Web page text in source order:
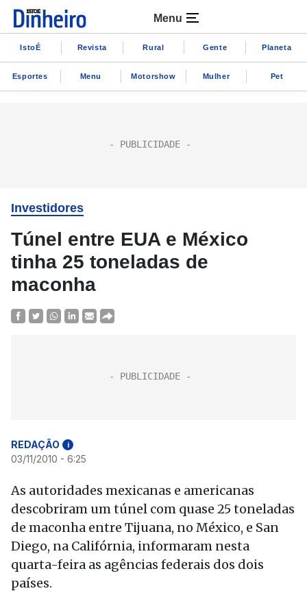
Menu
IstoÉ Revista Rural Gente Planeta
Esportes Menu Motorshow Mulher Pet
Investidores
Túnel entre EUA e México
tinha 25 toneladas de
maconha
REDAÇÃO i
03/11/2010 - 6:25
As autoridades mexicanas e americanas
descobriram um túnel com quase 25 toneladas
de maconha entre Tijuana, no México, e San
Diego, na Califórnia, informaram nesta
quarta-feira as agências federais dos dois
países.